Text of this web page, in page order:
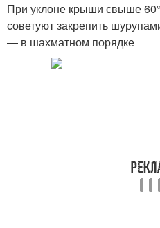
При уклоне крыши свыше
советуют закрепить
— в шахматном порядке